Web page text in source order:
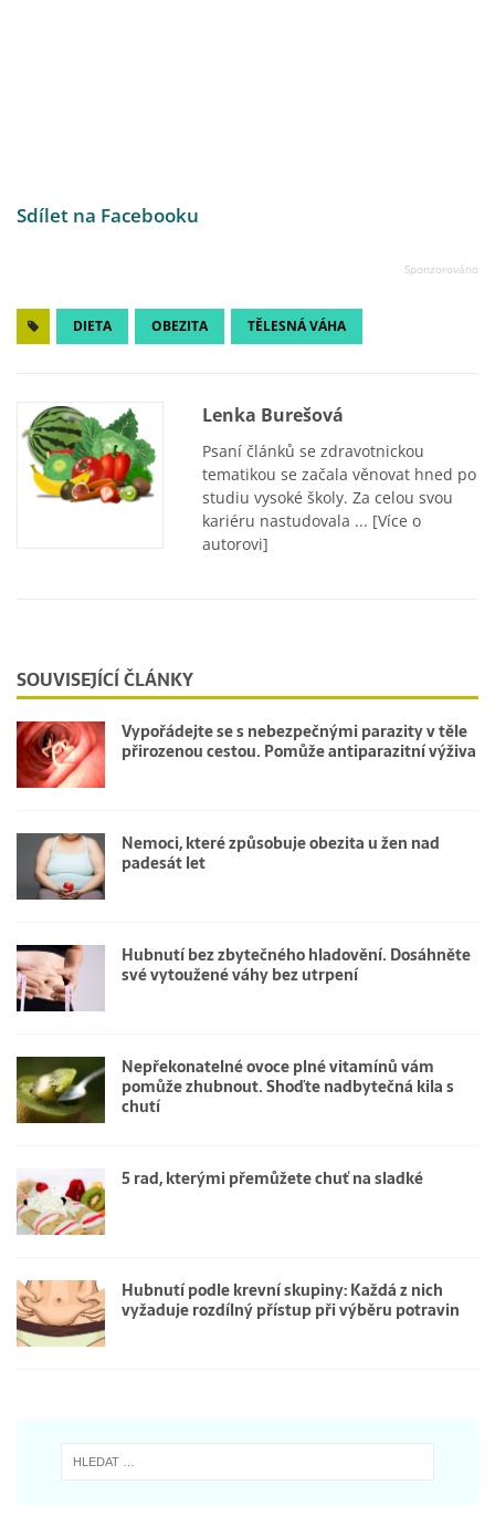
Sdílet na Facebooku
DIETA OBEZITA TĚLESNÁ VÁHA
Lenka Burešová
Psaní článků se zdravotnickou
tematikou se začala věnovat hned po
studiu vysoké školy. Za celou svou
kariéru nastudovala ... [Více o
autorovi]
SOUVISEJÍCÍ ČLÁNKY
Vypořádejte se s nebezpečnými parazity v těle
přirozenou cestou. Pomůže antiparazitní výživa
Nemoci, které způsobuje obezita u žen nad
padesát let
Hubnutí bez zbytečného hladovění. Dosáhněte
své vytoužené váhy bez utrpení
Nepřekonatelné ovoce plné vitamínů vám
pomůže zhubnout. Shoďte nadbytečná kila s
chutí
5 rad, kterými přemůžete chuť na sladké
Hubnutí podle krevní skupiny: Každá z nich
vyžaduje rozdílný přístup při výběru potravin